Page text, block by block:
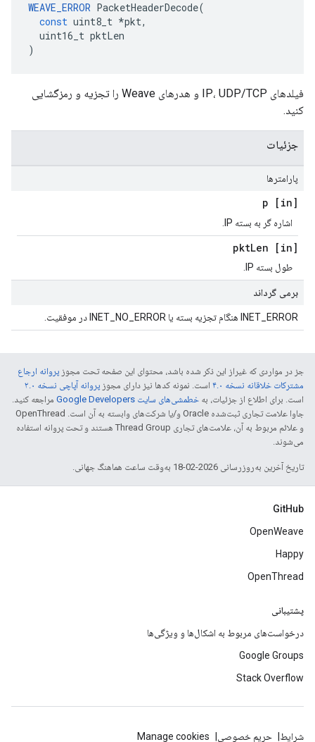
WEAVE_ERROR PacketHeaderDecode(
const uint8_t *pkt,
uint16_t pktLen
)
فیلدهای IP، UDP/TCP و هدرهای Weave را تجزیه و رمزگشایی
کنید.
جزئیات
پارامترها
[in] p
اشاره گر به بسته IP.
[in] pkt
Len
طول بسته IP.
برمی گرداند
INET_ERROR هنگام تجزیه بسته یا INET_NO_ERROR در موفقیت.
جز در مواردی که غیراز این ذکر شده باشد، محتوای این صفحه تحت مجوز پروانه ارجاع
مشترکات خلاقانه نسخه ۴.۰
است. نمونه کدها نیز دارای مجوز پروانه آپاچی نسخه ۲.۰
است. برای اطلاع از جزئیات، به خطمشی‌های سایت Google Developers‏
مراجعه کنید.
جاوا علامت تجاری ثبت‌شده Oracle و/یا شرکت‌های وابسته به آن است. ‫OpenThread
و علائم مربوط به آن، علامت‌های تجاری Thread Group هستند و تحت پروانه استفاده
می‌شوند.
تاریخ آخرین به‌روزرسانی 2026-02-18 به‌وقت ساعت هماهنگ جهانی.
GitHub
OpenWeave
Happy
OpenThread
پشتیبانی
درخواست‌های مربوط به اشکال‌ها و ویژگی‌ها
Google Groups
Stack Overflow
شرایط حریم خصوصی Manage cookies